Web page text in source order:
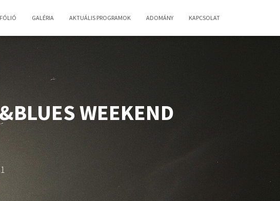
GALÉRIA AKTUÁLIS PROGRAMOK ADOMÁNY KAPCSOLAT
WEEKEND